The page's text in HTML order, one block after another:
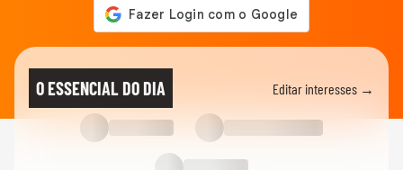
O ESSENCIAL DO DIA Editar interesses →